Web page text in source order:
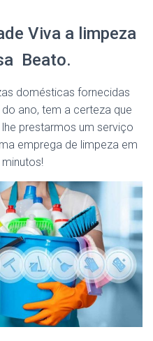
Viva a limpeza
Beato.
domésticas fornecidas
ano, tem a certeza que
prestarmos um serviço
emprega de limpeza em